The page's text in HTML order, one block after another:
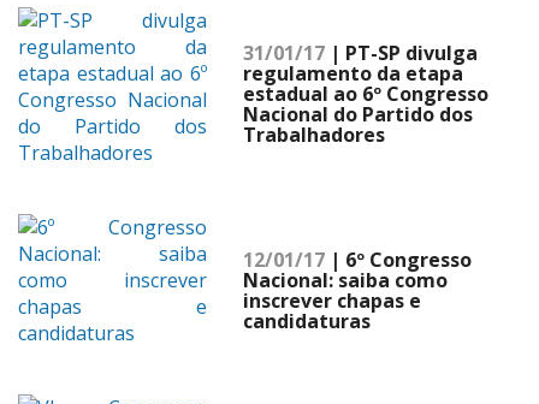
31/01/17 | PT-SP divulga
regulamento da etapa
estadual ao 6º Congresso
Nacional do Partido dos
Trabalhadores
12/01/17 | 6º Congresso
Nacional: saiba como
inscrever chapas e
candidaturas